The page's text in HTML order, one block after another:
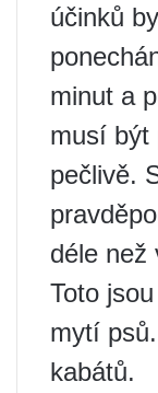
účinků
minut a
musí být
pečlivě.
déle než
Toto
mytí
kabátů.